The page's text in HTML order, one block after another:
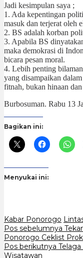
Jadi kesimpulan saya ;
1. Ada kepentingan
masuk dan terjerat oleh
2. BS adalah korban
3. Apabila BS
maka demokrasi di
bicara pesan moral.
4. Lebih penting
yang disampaikan
fitnah, bukan hinaan
Burbosuman. Rabu 13
Bagikan ini:
Menyukai ini:
Kabar Ponorogo
Navigasi
pos
Pos sebelumnya
Ponorogo Ceklist
Pos berikutnya
Wisatawan